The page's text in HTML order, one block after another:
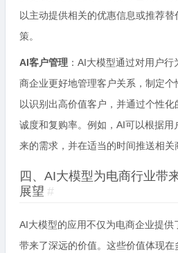
以主动提供相关的优惠信息或推荐
策。
AI客户管理 ：AI大模型通过对用户
商企业更好地管理客户关系，制定
以识别出高价值客户，并通过个性
诚度和复购率。例如，AI可以根据
来的需求，并在适当的时间推送相关
四、AI大模型为电商行业带
展望 #
AI大模型的应用不仅为电商企业提供
带来了深远的价值。这些价值体现